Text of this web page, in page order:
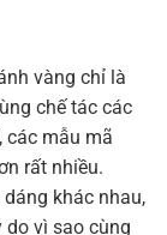
vàng chỉ là
chế tác các
các mẫu mã
rất nhiều.
khác nhau,
do vì sao cùng